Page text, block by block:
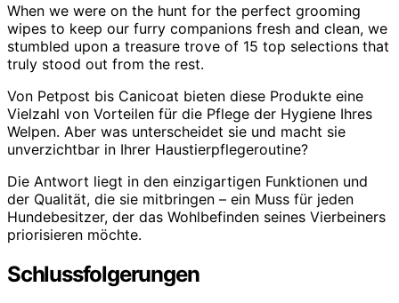
When we were on the hunt for the perfect grooming
wipes to keep our furry companions fresh and clean, we
stumbled upon a treasure trove of 15 top selections that
truly stood out from the rest.
Von Petpost bis Canicoat bieten diese Produkte eine
Vielzahl von Vorteilen für die Pflege der Hygiene Ihres
Welpen. Aber was unterscheidet sie und macht sie
unverzichtbar in Ihrer Haustierpflegeroutine?
Die Antwort liegt in den einzigartigen Funktionen und
der Qualität, die sie mitbringen – ein Muss für jeden
Hundebesitzer, der das Wohlbefinden seines Vierbeiners
priorisieren möchte.
Schlussfolgerungen